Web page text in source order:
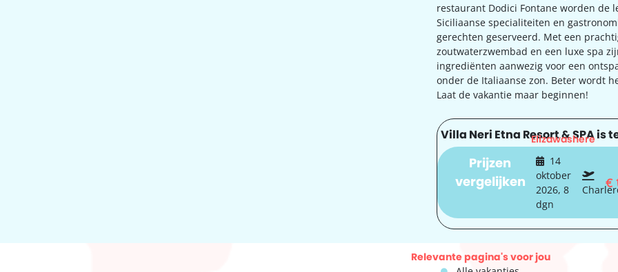
restaurant Dodici Fontane worden de
Siciliaanse specialiteiten en
gerechten geserveerd. Met een
zoutwaterzwembad en een luxe spa
ingrediënten aanwezig voor een
onder de Italiaanse zon. Beter wordt
Laat de vakantie maar beginnen!
Villa Neri Etna Resort & SPA is
Elizawashere
Prijzen
vergelijken
14
oktober
2026, 8
dgn
€
Relevante pagina's voor jou